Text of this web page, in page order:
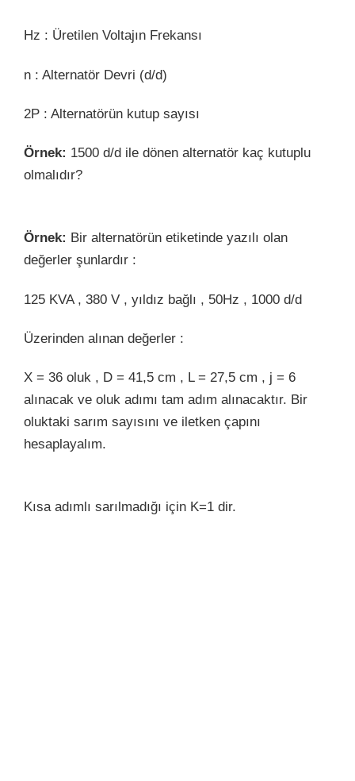
Hz : Üretilen Voltajın Frekansı
n : Alternatör Devri (d/d)
2P : Alternatörün kutup sayısı
Örnek: 1500 d/d ile dönen alternatör kaç kutuplu
olmalıdır?
Örnek: Bir alternatörün etiketinde yazılı olan
değerler şunlardır :
125 KVA , 380 V , yıldız bağlı , 50Hz , 1000 d/d
Üzerinden alınan değerler :
X = 36 oluk , D = 41,5 cm , L = 27,5 cm , j = 6
alınacak ve oluk adımı tam adım alınacaktır. Bir
oluktaki sarım sayısını ve iletken çapını
hesaplayalım.
Kısa adımlı sarılmadığı için K=1 dir.